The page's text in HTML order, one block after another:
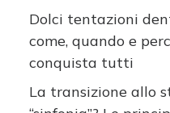
Dolci tentazioni
come, quando e
conquista tutti
La transizione allo